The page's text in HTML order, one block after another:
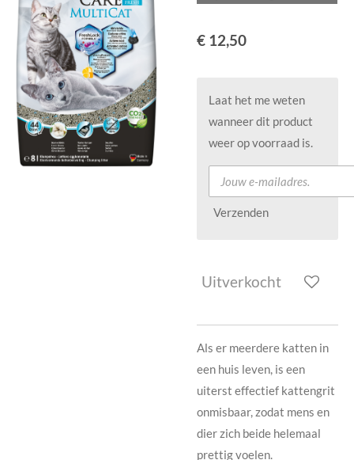
€ 12,50
Laat het me weten
wanneer dit product
weer op voorraad is.
Verzenden
Uitverkocht
Als er meerdere katten in
een huis leven, is een
uiterst effectief kattengrit
onmisbaar, zodat mens en
dier zich beide helemaal
prettig voelen.